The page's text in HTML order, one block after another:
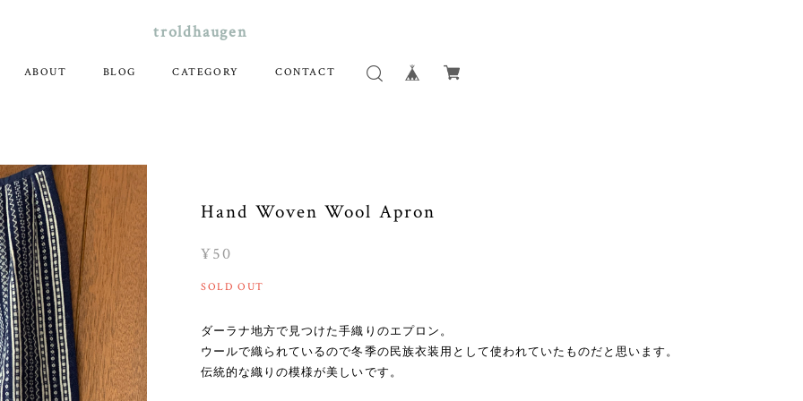
troldhaugen
ABOUT BLOG CATEGORY CONTACT
Hand Woven Wool Apron
¥50
SOLD OUT
ダーラナ地方で見つけた手織りのエプロン。
ウールで織られているので冬季の民族衣装用として使われていたものだと思います。
伝統的な織りの模様が美しいです。